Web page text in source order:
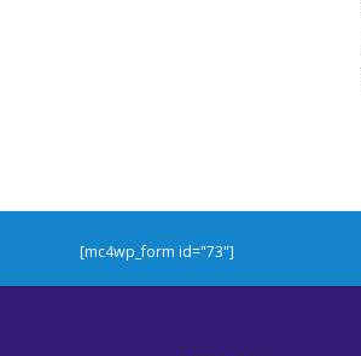
[mc4wp_form id="73"]